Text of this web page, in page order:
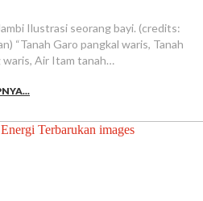
Ilustrasi seorang bayi. (credits:
“Tanah Garo pangkal waris, Tanah
waris, Air Itam tanah…